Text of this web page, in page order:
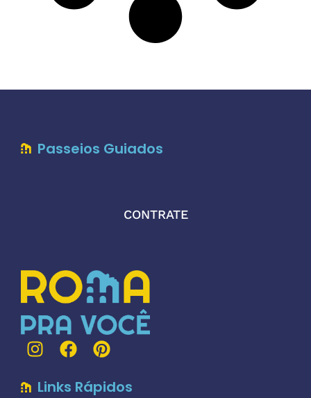
Passeios Guiados
CONTRATE
Links Rápidos